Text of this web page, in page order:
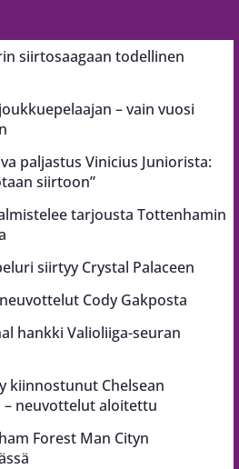
siirtosaagaan todellinen
– vain vuosi
paljastus Vinicius Juniorista:
siirtoon”
tarjousta Tottenhamin
siirtyy Crystal Palaceen
Cody Gakposta
hankki Valioliiga-seuran
kiinnostunut Chelsean
– neuvottelut aloitettu
Forest Man Cityn